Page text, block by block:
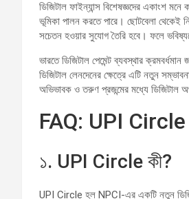
ডিজিটাল ফাইন্যান্স বিশেষজ্ঞদের একাংশ
ভূমিকা পালন করতে পারে। ছোটবেলা থেকেই
সচেতন হওয়ার সুযোগ তৈরি হবে। ফলে
ভারতে ডিজিটাল পেমেন্ট ব্যবস্থার
ডিজিটাল লেনদেনের ক্ষেত্রে এটি নতুন
অভিভাবক ও তরুণ প্রজন্মের মধ্যে ডিজিটাল
FAQ: UPI Circle
১. UPI Circle কী?
UPI Circle হল NPCI-এর একটি নতুন